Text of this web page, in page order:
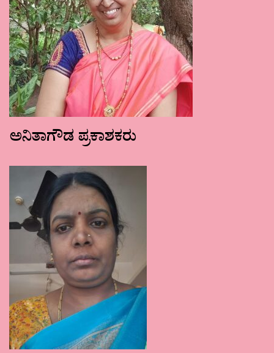
ಅನಿತಾಗೌಡ ಪ್ರಕಾಶಕರು